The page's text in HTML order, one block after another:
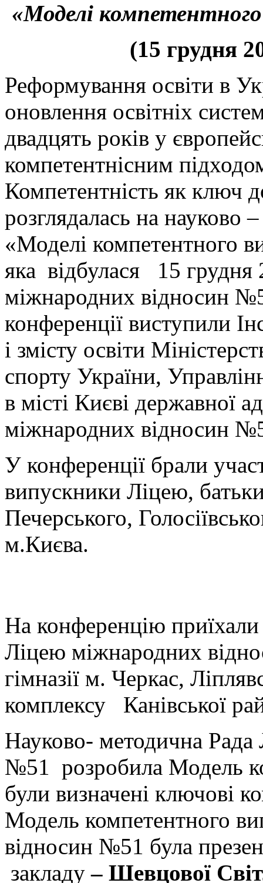
«Моделі
(15 грудня
Реформування освіти в
оновлення освітніх
двадцять років у
компетентнісним
Компетентність як ключ
розглядалась на науково
«Моделі компетентного
яка відбулася 15 грудня
міжнародних відносин
конференції виступили
і змісту освіти
спорту України,
в місті Києві державної
міжнародних відносин
У конференції брали
випускники Ліцею,
Печерського,
м.Києва.
На конференцію
Ліцею міжнародних
гімназії м. Черкас,
комплексу Канівської
Науково- методична
№51 розробила Модель
були визначені ключові
Модель компетентного
відносин №51 була
закладу – Шевцової